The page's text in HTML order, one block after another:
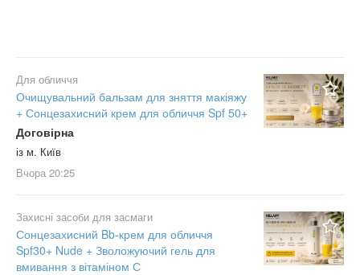
Для обличчя
Очищувальний бальзам для зняття макіяжу
+ Сонцезахисний крем для обличчя Spf 50+
Договірна
із м. Київ
Вчора 20:25
Захисні засоби для засмаги
Сонцезахисний Bb-крем для обличчя
Spf30+ Nude + Зволожуючий гель для
вмивання з вітаміном С